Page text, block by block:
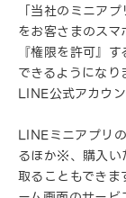
「当社のミニア
をお客さまのス
『権限を許可』
できるようにな
LINE公式アカウ
LINEミニアプリ
るほか※、購入い
取ることもでき